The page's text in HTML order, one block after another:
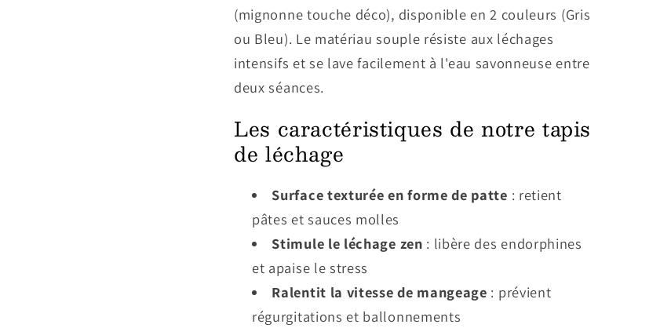
(mignonne touche déco), disponible en 2 couleurs (Gris
ou Bleu). Le matériau souple résiste aux léchages
intensifs et se lave facilement à l'eau savonneuse entre
deux séances.
Les caractéristiques de notre tapis
de léchage
Surface texturée en forme de patte : retient
pâtes et sauces molles
Stimule le léchage zen : libère des endorphines
et apaise le stress
Ralentit la vitesse de mangeage : prévient
régurgitations et ballonnements